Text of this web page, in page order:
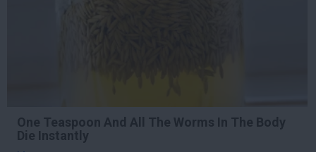
One Teaspoon And All The Worms In The Body
Die Instantly